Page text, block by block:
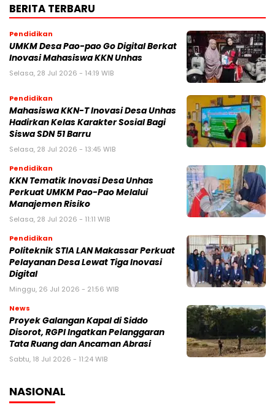
BERITA TERBARU
Pendidikan
UMKM Desa Pao-pao Go Digital Berkat
Inovasi Mahasiswa KKN Unhas
Selasa, 28 Jul 2026 - 14:19 WIB
Pendidikan
Mahasiswa KKN-T Inovasi Desa Unhas
Hadirkan Kelas Karakter Sosial Bagi
Siswa SDN 51 Barru
Selasa, 28 Jul 2026 - 13:45 WIB
Pendidikan
KKN Tematik Inovasi Desa Unhas
Perkuat UMKM Pao-Pao Melalui
Manajemen Risiko
Selasa, 28 Jul 2026 - 11:11 WIB
Pendidikan
Politeknik STIA LAN Makassar Perkuat
Pelayanan Desa Lewat Tiga Inovasi
Digital
Minggu, 26 Jul 2026 - 21:56 WIB
News
Proyek Galangan Kapal di Siddo
Disorot, RGPI Ingatkan Pelanggaran
Tata Ruang dan Ancaman Abrasi
Sabtu, 18 Jul 2026 - 11:24 WIB
NASIONAL